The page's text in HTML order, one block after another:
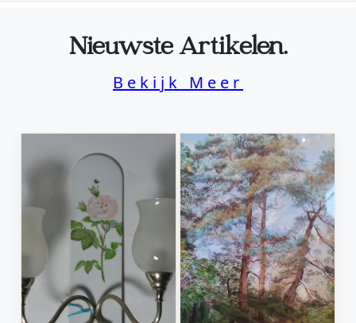
Nieuwste Artikelen.
Bekijk Meer